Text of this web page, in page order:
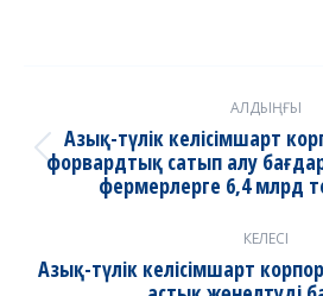
navigation
АЛДЫҢҒЫ
post:
Азық-түлік келісімшарт
форвардтық сатып алу
фермерлерге 6,4 млрд
КЕЛЕСІ
Next
Азық-түлік келісімшарт